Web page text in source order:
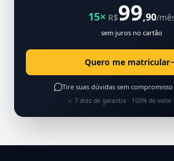
15× R$99,90/
sem juros no cartão
Quero me matricular
Tire suas dúvidas sem compromisso
✓ 7 dias de garantia · 100% do valor